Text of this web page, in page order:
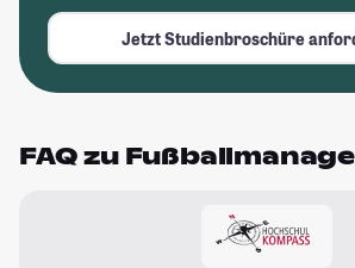
Jetzt Studienbroschüre
FAQ zu